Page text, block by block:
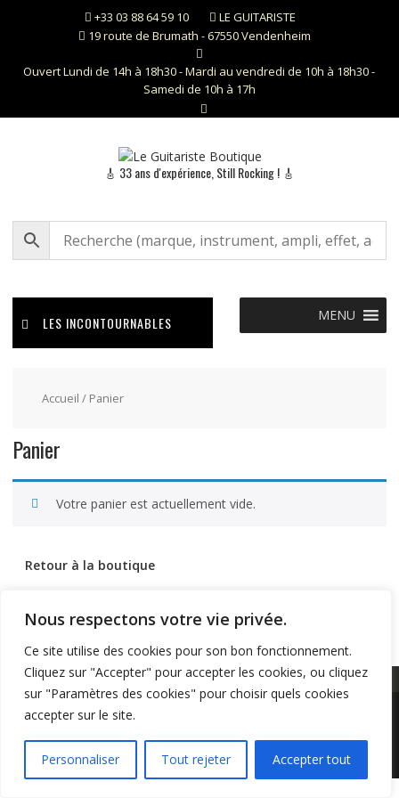
Nous respectons votre vie privée.
Ce site utilise des cookies pour son bon fonctionnement.
Cliquez sur "Accepter" pour accepter les cookies, ou cliquez
sur "Paramètres des cookies" pour choisir quels cookies
accepter sur le site.
Personnaliser Tout rejeter Accepter tout
+33 03 88 64 59 10
LE GUITARISTE
19 route de Brumath - 67550 Vendenheim
Ouvert Lundi de 14h à 18h30 - Mardi au vendredi de 10h à 18h30 -
Samedi de 10h à 17h
🎸 33 ans d'expérience, Still Rocking ! 🎸
LES INCONTOURNABLES MENU
Accueil / Panier
Panier
Votre panier est actuellement vide.
Retour à la boutique
Copyright LE GUITARISTE 2023 © All Right Reserved